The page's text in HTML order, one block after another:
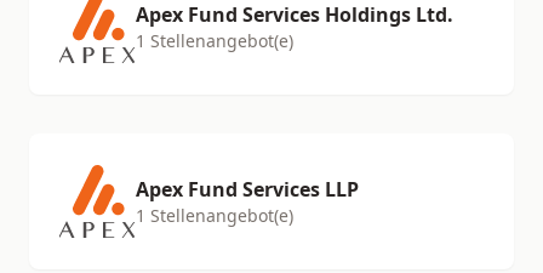
Apex Fund Services Holdings Ltd.
1 Stellenangebot(e)
Apex Fund Services LLP
1 Stellenangebot(e)